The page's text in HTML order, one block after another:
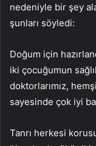
nedeniyle bir şey
şunları söyledi:
Doğum için
iki çocuğumun
doktorlarımız,
sayesinde çok iyi
Tanrı herkesi